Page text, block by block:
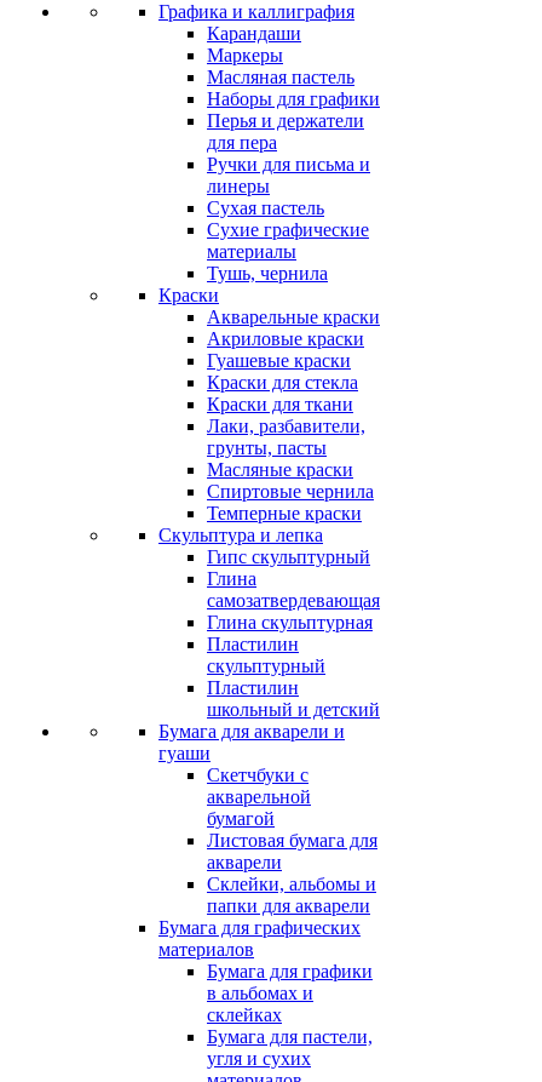
Графика и каллиграфия
Карандаши
Маркеры
Масляная пастель
Наборы для графики
Перья и держатели
для пера
Ручки для письма и
линеры
Сухая пастель
Сухие графические
материалы
Тушь, чернила
Краски
Акварельные краски
Акриловые краски
Гуашевые краски
Краски для стекла
Краски для ткани
Лаки, разбавители,
грунты, пасты
Масляные краски
Спиртовые чернила
Темперные краски
Скульптура и лепка
Гипс скульптурный
Глина
самозатвердевающая
Глина скульптурная
Пластилин
скульптурный
Пластилин
школьный и детский
Бумага для акварели и
гуаши
Скетчбуки с
акварельной
бумагой
Листовая бумага для
акварели
Склейки, альбомы и
папки для акварели
Бумага для графических
материалов
Бумага для графики
в альбомах и
склейках
Бумага для пастели,
угля и сухих